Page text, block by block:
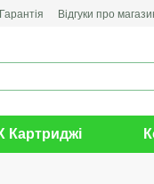
Гарантія Відгуки про
Картриджі